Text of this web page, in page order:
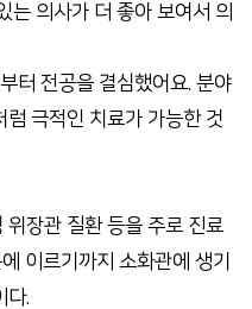
는 의사가 더 좋아 보여서 의
터 전공을 결심했어요. 분야
극적인 치료가 가능한 것
위장관 질환 등을 주로 진료
이르기까지 소화관에 생기
다.